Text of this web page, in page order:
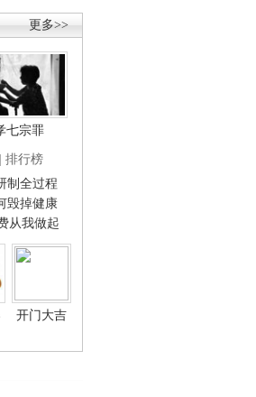
更多>>
七宗罪
| 排行榜
制全过程
毁掉健康
从我做起
开门大吉